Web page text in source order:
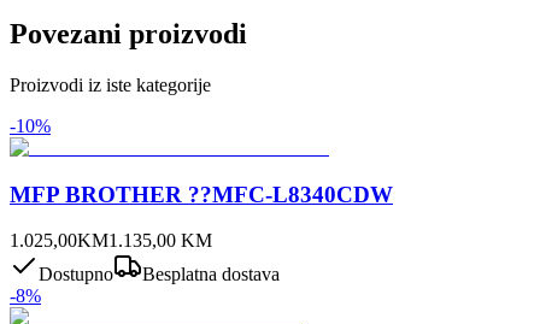
Povezani proizvodi
Proizvodi iz iste kategorije
-10%
MFP BROTHER ??MFC-L8340CDW
1.025,00KM1.135,00 KM
Dostupno
Besplatna dostava
-8%